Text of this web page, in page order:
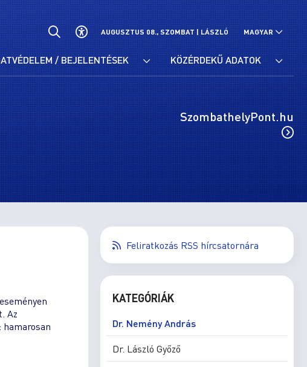
AUGUSZTUS 08., SZOMBAT |LÁSZLÓ MAGYAR
/ BEJELENTÉSEK KÖZÉRDEKŰ ADATOK
SzombathelyPont.hu
Az
Feliratkozás RSS hírcsatornára
KATEGÓRIÁK
Dr. Nemény András
Dr. László Győző